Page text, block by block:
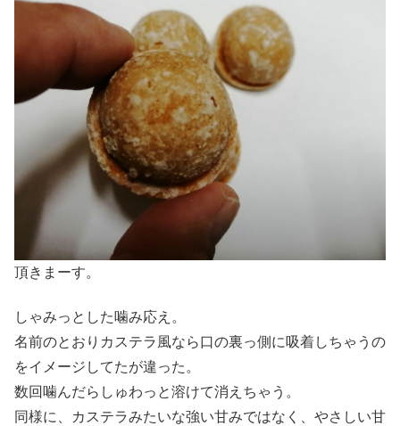
頂きまーす。
しゃみっとした噛み応え。
名前のとおりカステラ風なら口の裏っ側に吸着しちゃうの
をイメージしてたが違った。
数回噛んだらしゅわっと溶けて消えちゃう。
同様に、カステラみたいな強い甘みではなく、やさしい甘